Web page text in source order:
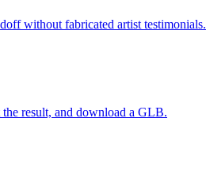
without fabricated artist testimonials.
result, and download a GLB.